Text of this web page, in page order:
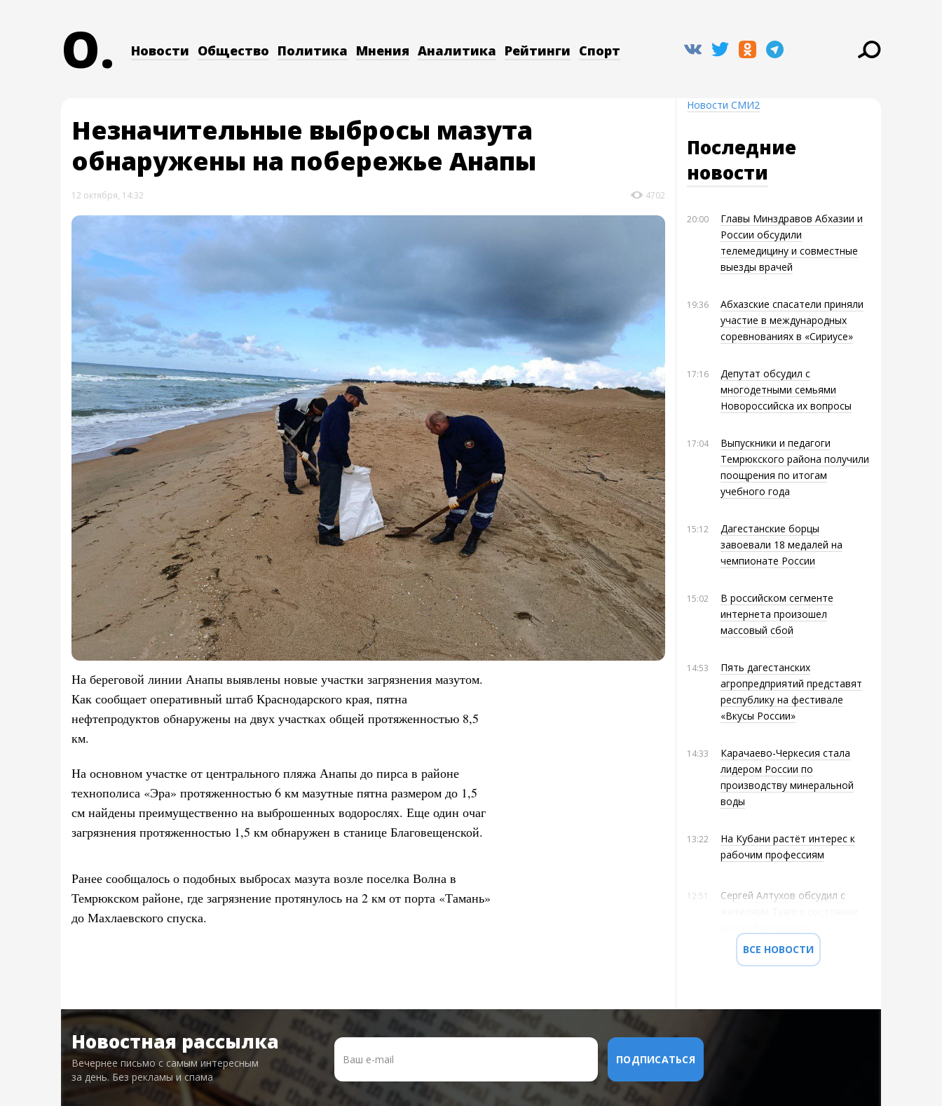
O. Новости Общество Политика Мнения Аналитика Рейтинги Спорт
Незначительные выбросы мазута
обнаружены на побережье Анапы
12 октября, 14:32 4702
На береговой линии Анапы выявлены новые участки загрязнения мазутом.
Как сообщает оперативный штаб Краснодарского края, пятна
нефтепродуктов обнаружены на двух участках общей протяженностью 8,5
км.
На основном участке от центрального пляжа Анапы до пирса в районе
технополиса «Эра» протяженностью 6 км мазутные пятна размером до 1,5
см найдены преимущественно на выброшенных водорослях. Еще один очаг
загрязнения протяженностью 1,5 км обнаружен в станице Благовещенской.
Ранее сообщалось о подобных выбросах мазута возле поселка Волна в
Темрюкском районе, где загрязнение протянулось на 2 км от порта «Тамань»
до Махлаевского спуска.
Новости СМИ2
Последние
новости
20:00
Главы Минздравов Абхазии и
России обсудили
телемедицину и совместные
выезды врачей
19:36
Абхазские спасатели приняли
участие в международных
соревнованиях в «Сириусе»
17:16
Депутат обсудил с
многодетными семьями
Новороссийска их вопросы
17:04
Выпускники и педагоги
Темрюкского района получили
поощрения по итогам
учебного года
15:12
Дагестанские борцы
завоевали 18 медалей на
чемпионате России
15:02
В российском сегменте
интернета произошел
массовый сбой
14:53
Пять дагестанских
агропредприятий представят
республику на фестивале
«Вкусы России»
14:33
Карачаево-Черкесия стала
лидером России по
производству минеральной
воды
13:22
На Кубани растёт интерес к
рабочим профессиям
12:51
Сергей Алтухов обсудил с
ВСЕ НОВОСТИ
Новостная рассылка
Вечернее письмо с самым интересным
за день. Без рекламы и спама